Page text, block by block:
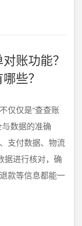
账功能？
些？
仅仅是“查查账
数据的准确
支付数据、物流
据进行核对，确
款等信息都能一